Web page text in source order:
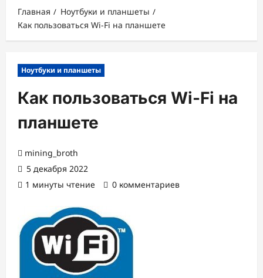
Главная
Ноутбуки и планшеты
Как пользоваться Wi-Fi на планшете
Ноутбуки и планшеты
Как пользоваться Wi-Fi на
планшете
mining_broth
5 декабря 2022
1 минуты чтение
0 комментариев